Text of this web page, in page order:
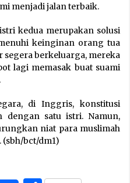
menjadi jalan terbaik.
kedua merupakan solusi
keinginan orang tua
segera berkeluarga, mereka
lagi memasak buat suami
di Inggris, konstitusi
dengan satu istri. Namun,
niat para muslimah
bct/dm1)